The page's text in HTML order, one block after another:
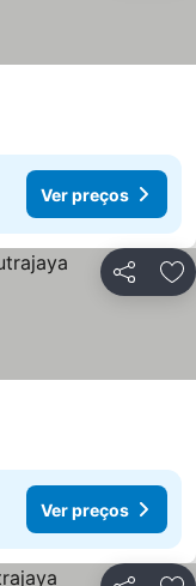
Ver preços
Partilhar
Ver preços